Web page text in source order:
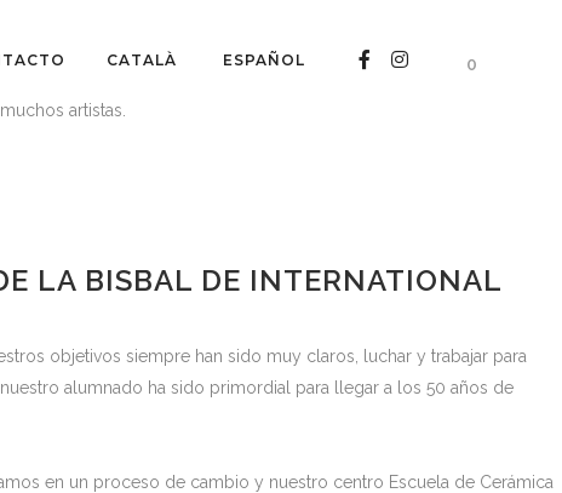
0
CATALÀ ESPAÑOL
artistas.
LA BISBAL DE INTERNATIONAL
objetivos siempre han sido muy claros, luchar y trabajar para
alumnado ha sido primordial para llegar a los 50 años de
en un proceso de cambio y nuestro centro Escuela de Cerámica